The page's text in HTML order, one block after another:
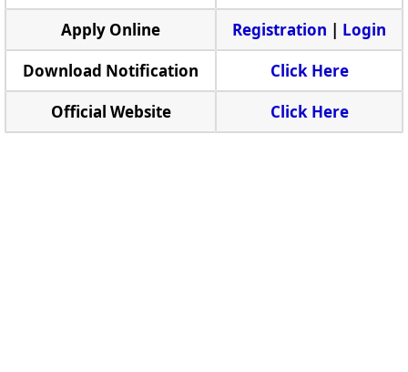
Apply Online
Registration | Login
Download Notification
Click Here
Official Website
Click Here